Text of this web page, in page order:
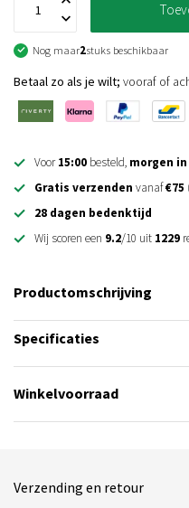
Nog maar2stuks beschikbaar
Betaal zo als je wilt; vooraf of
Voor15:00 besteld, morgen
Gratis verzenden vanaf€75
28 dagen bedenktijd
Wij scoren een 9.2/10 uit 1229
Productomschrijving
Specificaties
Winkelvoorraad
Verzending en retour